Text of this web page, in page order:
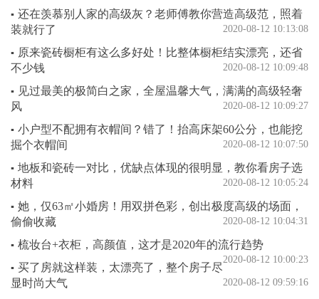
▪ 还在羡慕别人家的高级灰？老师傅教你营造高级范，照着
装就行了
2020-08-12 10:13:08
▪ 原来瓷砖橱柜有这么多好处！比整体橱柜结实漂亮，还省
不少钱
2020-08-12 10:09:48
▪ 见过最美的极简白之家，全屋温馨大气，满满的高级轻奢
风
2020-08-12 10:09:27
▪ 小户型不配拥有衣帽间？错了！抬高床架60公分，也能挖
掘个衣帽间
2020-08-12 10:07:50
▪ 地板和瓷砖一对比，优缺点体现的很明显，教你看房子选
材料
2020-08-12 10:05:24
▪ 她，仅63㎡小婚房！用双拼色彩，创出极度高级的场面，
偷偷收藏
2020-08-12 10:04:31
▪ 梳妆台+衣柜，高颜值，这才是2020年的流行趋势
2020-08-12 10:00:23
▪ 买了房就这样装，太漂亮了，整个房子尽
显时尚大气
2020-08-12 09:59:16